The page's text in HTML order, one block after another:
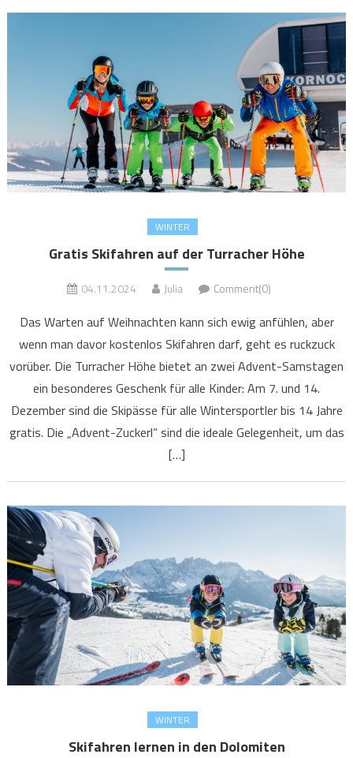
WINTER
Gratis Skifahren auf der Turracher Höhe
04.11.2024 Julia Comment(0)
Das Warten auf Weihnachten kann sich ewig anfühlen, aber
wenn man davor kostenlos Skifahren darf, geht es ruckzuck
vorüber. Die Turracher Höhe bietet an zwei Advent-Samstagen
ein besonderes Geschenk für alle Kinder: Am 7. und 14.
Dezember sind die Skipässe für alle Wintersportler bis 14 Jahre
gratis. Die „Advent-Zuckerl“ sind die ideale Gelegenheit, um das
[…]
WINTER
Skifahren lernen in den Dolomiten